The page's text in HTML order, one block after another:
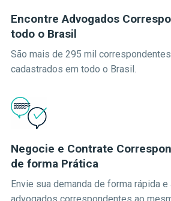
Encontre Advogados
todo o Brasil
São mais de 295 mil
cadastrados em todo o Brasil.
Negocie e Contrate
de forma Prática
Envie sua demanda de forma rápida